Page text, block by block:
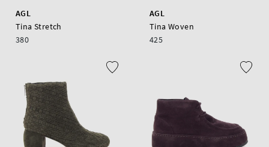
AGL
Tina Stretch
380
AGL
Tina Woven
425